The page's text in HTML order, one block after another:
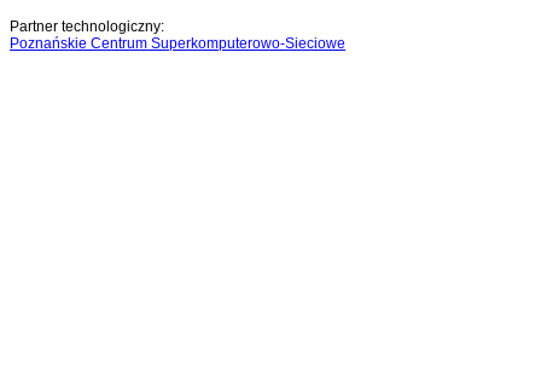
Partner technologiczny:
Poznańskie Centrum Superkomputerowo-Sieciowe